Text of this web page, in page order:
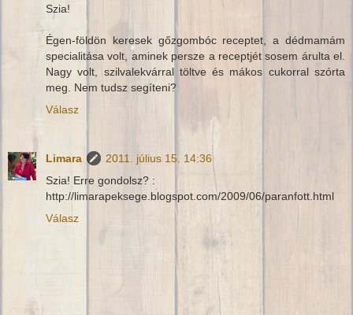
Szia!
Égen-földön keresek gőzgombóc receptet, a dédmamám
specialitása volt, aminek persze a receptjét sosem árulta el.
Nagy volt, szilvalekvárral töltve és mákos cukorral szórta
meg. Nem tudsz segíteni?
Válasz
Limara
2011. július 15. 14:36
Szia! Erre gondolsz? :
http://limarapeksege.blogspot.com/2009/06/paranfott.html
Válasz